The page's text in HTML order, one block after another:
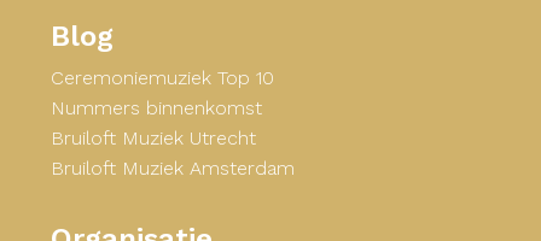
Blog
Ceremoniemuziek Top 10
Nummers binnenkomst
Bruiloft Muziek Utrecht
Bruiloft Muziek Amsterdam